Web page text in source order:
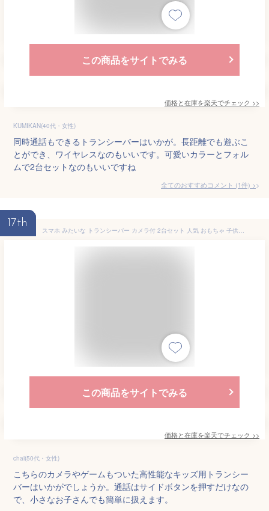
この商品をサイトでみる
価格と在庫を楽天でチェック >>
KUMIKAN(40代・女性)
同時通話もできるトランシーバーはいかが。長距離でも遊ぶこ
とができ、ワイヤレスなのもいいです。可愛いカラーとフォル
ムで2台セットなのもいいですね
全てのおすすめコメント (1件) >
17th
スマホ みたいな トランシーバー カメラ付 2台セット 人気 おもちゃ 子供 こども キッズ 安い おすすめ 面白い かわいい 男の子 女の子 簡単 携帯 写真 動画 撮影 知育 ゲーム 安心 充電式 小型 外遊び おでかけ 誕生日 クリスマス プレゼント ro1
この商品をサイトでみる
価格と在庫を楽天でチェック >>
chai(50代・女性)
こちらのカメラやゲームもついた高性能なキッズ用トランシー
バーはいかがでしょうか。通話はサイドボタンを押すだけなの
で、小さなお子さんでも簡単に扱えます。